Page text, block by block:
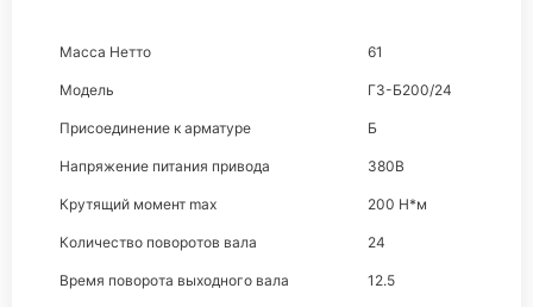
Масса Нетто 61
Модель ГЗ-Б200/24
Присоединение к арматуре Б
Напряжение питания привода 380В
Крутящий момент max 200 Н*м
Количество поворотов вала 24
Время поворота выходного вала 12.5